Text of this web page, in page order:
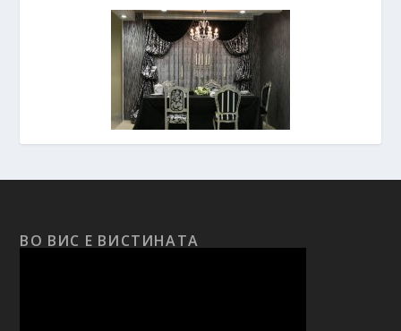
ВО ВИС Е ВИСТИНАТА